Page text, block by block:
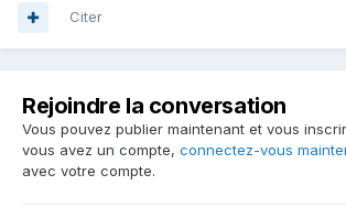
Citer
Rejoindre la conversation
Vous pouvez publier maintenant et vous
vous avez un compte, connectez-vous
avec votre compte.